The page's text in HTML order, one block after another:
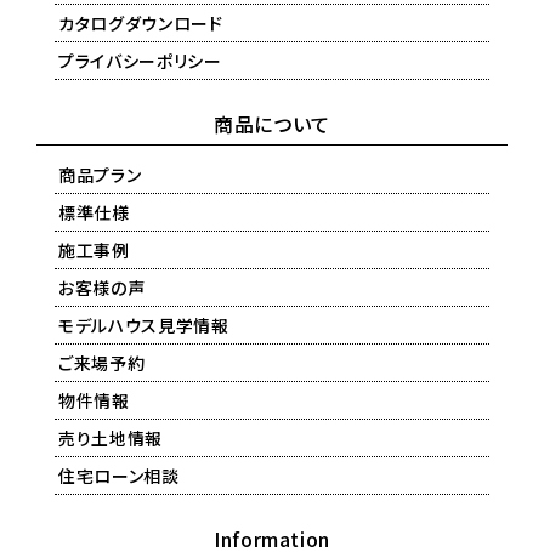
カタログダウンロード
プライバシーポリシー
商品について
商品プラン
標準仕様
施工事例
お客様の声
モデルハウス見学情報
ご来場予約
物件情報
売り土地情報
住宅ローン相談
Information